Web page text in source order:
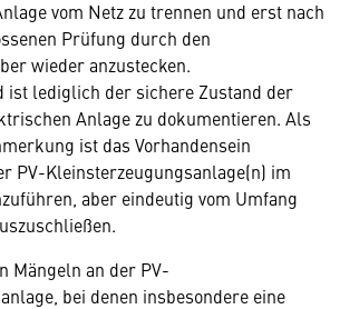
vom Netz zu trennen und erst nach
Prüfung durch den
wieder anzustecken.
ist lediglich der sichere Zustand der
Anlage zu dokumentieren. Als
ist das Vorhandensein
PV-Kleinsterzeugungsanlage(n) im
aber eindeutig vom Umfang
Mängeln an der PV-
bei denen insbesondere eine